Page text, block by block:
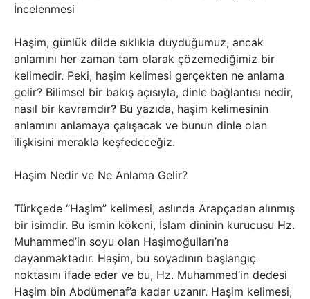
İncelenmesi
Haşim, günlük dilde sıklıkla duyduğumuz, ancak
anlamını her zaman tam olarak çözemediğimiz bir
kelimedir. Peki, haşim kelimesi gerçekten ne anlama
gelir? Bilimsel bir bakış açısıyla, dinle bağlantısı nedir,
nasıl bir kavramdır? Bu yazıda, haşim kelimesinin
anlamını anlamaya çalışacak ve bunun dinle olan
ilişkisini merakla keşfedeceğiz.
Haşim Nedir ve Ne Anlama Gelir?
Türkçede “Haşim” kelimesi, aslında Arapçadan alınmış
bir isimdir. Bu ismin kökeni, İslam dininin kurucusu Hz.
Muhammed’in soyu olan Haşimoğulları’na
dayanmaktadır. Haşim, bu soyadının başlangıç
noktasını ifade eder ve bu, Hz. Muhammed’in dedesi
Haşim bin Abdümenaf’a kadar uzanır. Haşim kelimesi,